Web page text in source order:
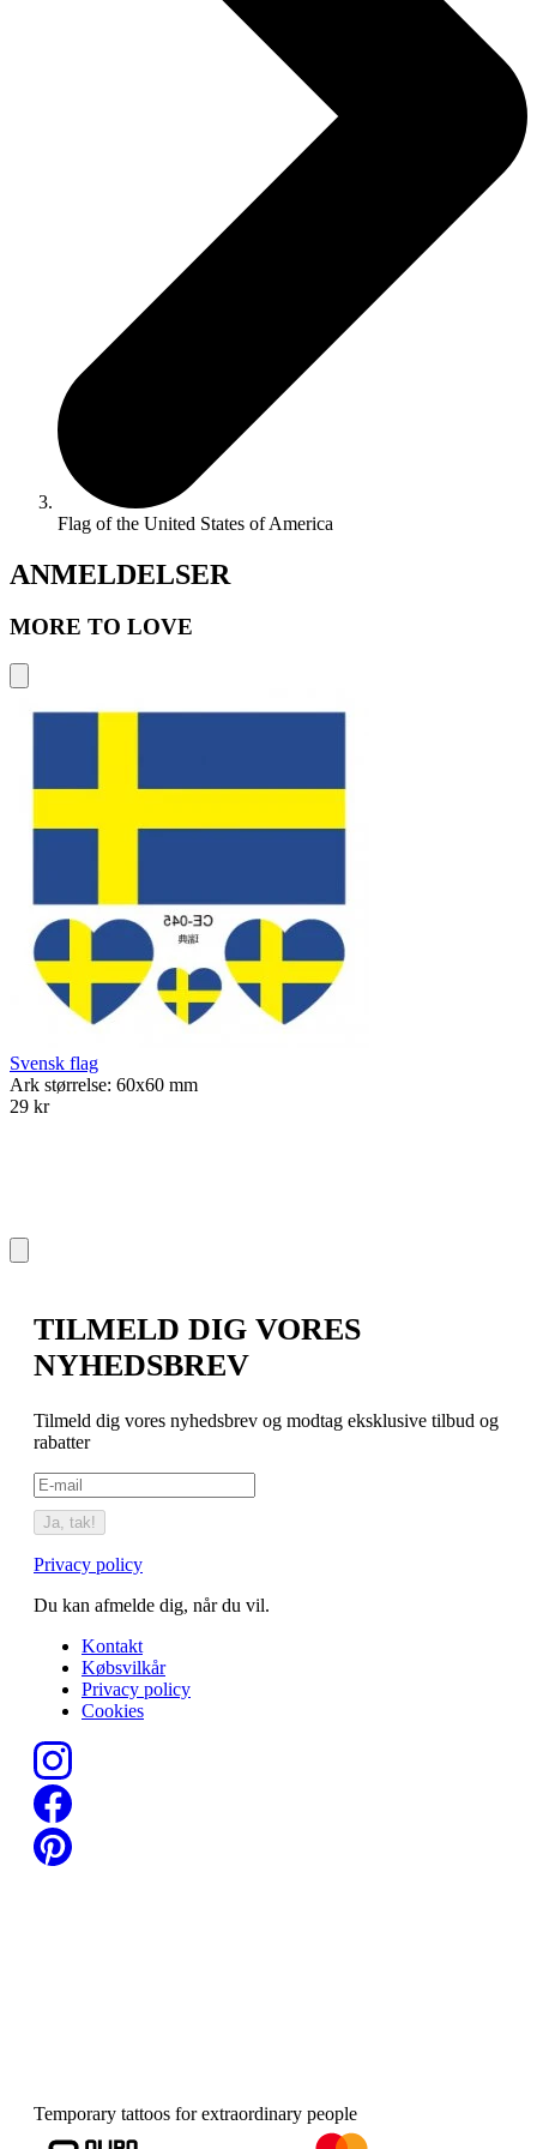
Flag of the United States of America
ANMELDELSER
MORE TO LOVE
Svensk flag
Ark størrelse: 60x60 mm
29 kr
TILMELD DIG VORES
NYHEDSBREV
Tilmeld dig vores nyhedsbrev og modtag eksklusive tilbud og
rabatter
Ja, tak!
Privacy policy
Du kan afmelde dig, når du vil.
Kontakt
Købsvilkår
Privacy policy
Cookies
Temporary tattoos for extraordinary people